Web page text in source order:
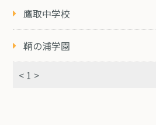
鷹取中学校
鞆の浦学園
< 1 >